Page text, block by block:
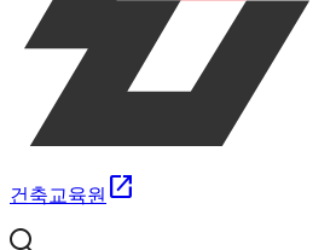
건축교육원 open_in_new